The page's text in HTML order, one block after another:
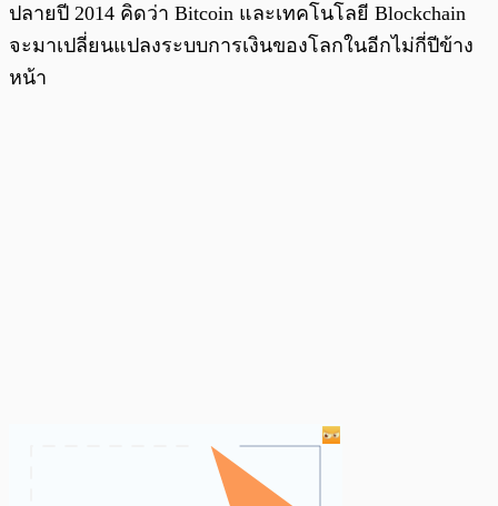
ปลายปี 2014 คิดว่า Bitcoin และเทคโนโลยี Blockchain
จะมาเปลี่ยนแปลงระบบการเงินของโลกในอีกไม่กี่ปีข้าง
หน้า